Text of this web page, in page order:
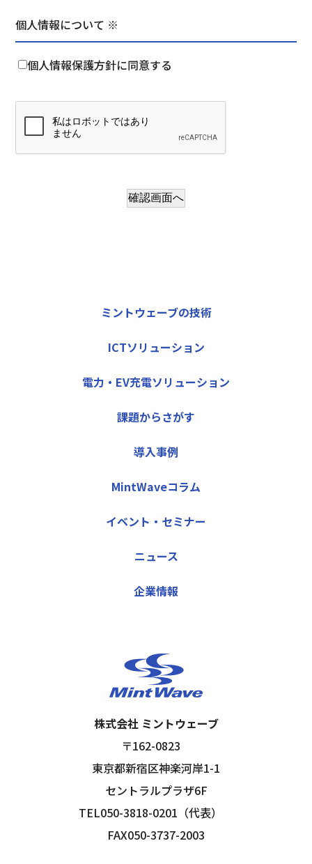
個人情報について ※
個人情報保護方針に同意する
確認画面へ
ミントウェーブの技術
ICTソリューション
電力・EV充電ソリューション
課題からさがす
導入事例
MintWaveコラム
イベント・セミナー
ニュース
企業情報
株式会社 ミントウェーブ
〒162-0823
東京都新宿区神楽河岸1-1
セントラルプラザ6F
TEL050-3818-0201（代表）
FAX050-3737-2003